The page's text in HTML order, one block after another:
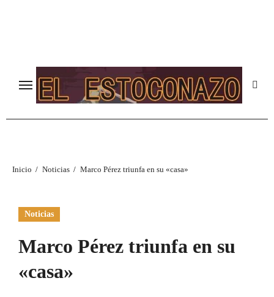
Inicio Noticias Marco Pérez triunfa en su «casa»
Noticias
Marco Pérez triunfa en su
«casa»